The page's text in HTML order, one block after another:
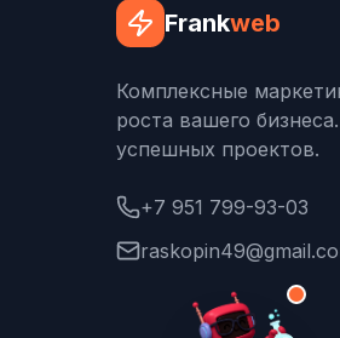
Frankweb
Комплексные
роста вашего
успешных проектов.
+7 951 799-93-03